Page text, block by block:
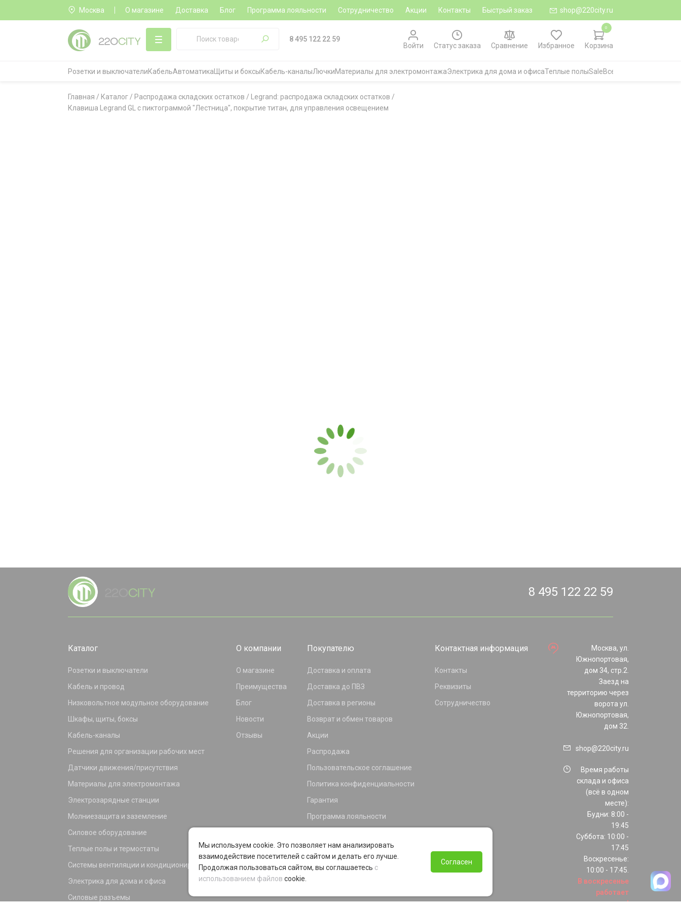
Москва О магазине Доставка Блог Программа лояльности Сотрудничество Акции Контакты Быстрый заказ shop@220city.ru
8 495 122 22 59
Войти
Статус заказа Сравнение Избранное Корзина
0
Розетки и выключателиКабельАвтоматика Щиты и боксыКабель-каналыЛючкиМатериалы для электромонтажаЭлектрика для дома и офисаТеплые полыSaleВсе категории
Главная / Каталог / Распродажа складских остатков / Legrand: распродажа складских остатков /
Клавиша Legrand GL с пиктограммой "Лестница", покрытие титан, для управления освещением
8 495 122 22 59
Каталог
Розетки и выключатели
Кабель и провод
Низковольтное модульное оборудование
Шкафы, щиты, боксы
Кабель-каналы
Решения для организации рабочих мест
Датчики движения/присутствия
Материалы для электромонтажа
Электрозарядные станции
Молниезащита и заземление
Силовое оборудование
Теплые полы и термостаты
Системы вентиляции и кондиционирования
Электрика для дома и офиса
Силовые разъемы
О компании
О магазине
Преимущества
Блог
Новости
Отзывы
Покупателю
Доставка и оплата
Доставка до ПВЗ
Доставка в регионы
Возврат и обмен товаров
Акции
Распродажа
Пользовательское соглашение
Политика конфиденциальности
Гарантия
Программа лояльности
Контактная информация
Контакты
Реквизиты
Сотрудничество
Москва, ул.
Южнопортовая,
дом 34, стр.2.
Заезд на
территорию через
ворота ул.
Южнопортовая,
дом 32.
shop@220city.ru
Время работы
склада и офиса
(всё в одном
месте):
Будни: 8:00 -
19:45
Суббота: 10:00 -
17:45
Воскресенье:
10:00 - 17:45.
В воскресенье
работает
только шоурум!
Мы используем cookie. Это позволяет нам анализировать
взаимодействие посетителей с сайтом и делать его лучше.
Продолжая пользоваться сайтом, вы соглашаетесь с
использованием файлов cookie.
Согласен